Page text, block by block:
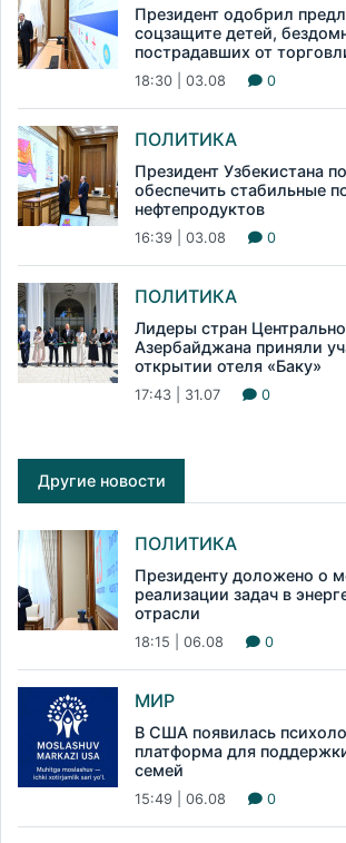
Президент одобрил
соцзащите детей,
пострадавших от
18:30 | 03.08 0
ПОЛИТИКА
Президент Узбекистана
обеспечить стабильные
нефтепродуктов
16:39 | 03.08 0
ПОЛИТИКА
Лидеры стран
Азербайджана приняли
открытии отеля «Баку»
17:43 | 31.07 0
Другие новости
ПОЛИТИКА
Президенту доложено о
реализации задач в
отрасли
18:15 | 06.08 0
МИР
В США появилась
платформа для
семей
15:49 | 06.08 0